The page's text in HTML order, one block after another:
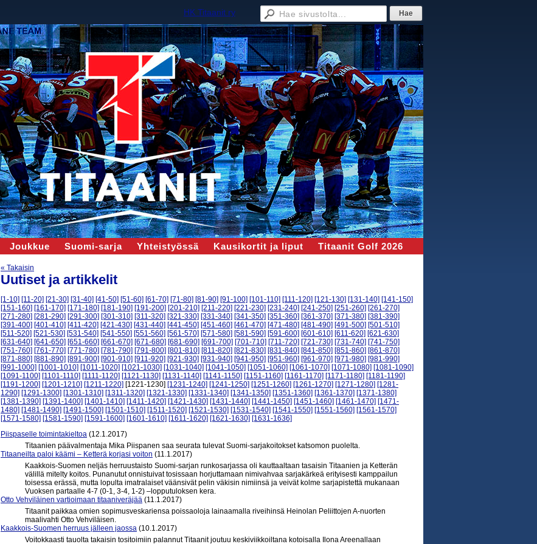
HK Titaanit ry
Joukkue Suomi-sarja Yhteistyössä Kausikortit ja liput Titaanit Golf 2026
« Takaisin
Uutiset ja artikkelit
[1-10] [11-20] [21-30] [31-40] [41-50] [51-60] [61-70] [71-80] [81-90] [91-100] [101-110] [111-120] [121-130] [131-140] [141-150]
[151-160] [161-170] [171-180] [181-190] [191-200] [201-210] [211-220] [221-230] [231-240] [241-250] [251-260] [261-270]
[271-280] [281-290] [291-300] [301-310] [311-320] [321-330] [331-340] [341-350] [351-360] [361-370] [371-380] [381-390]
[391-400] [401-410] [411-420] [421-430] [431-440] [441-450] [451-460] [461-470] [471-480] [481-490] [491-500] [501-510]
[511-520] [521-530] [531-540] [541-550] [551-560] [561-570] [571-580] [581-590] [591-600] [601-610] [611-620] [621-630]
[631-640] [641-650] [651-660] [661-670] [671-680] [681-690] [691-700] [701-710] [711-720] [721-730] [731-740] [741-750]
[751-760] [761-770] [771-780] [781-790] [791-800] [801-810] [811-820] [821-830] [831-840] [841-850] [851-860] [861-870]
[871-880] [881-890] [891-900] [901-910] [911-920] [921-930] [931-940] [941-950] [951-960] [961-970] [971-980] [981-990]
[991-1000] [1001-1010] [1011-1020] [1021-1030] [1031-1040] [1041-1050] [1051-1060] [1061-1070] [1071-1080] [1081-1090]
[1091-1100] [1101-1110] [1111-1120] [1121-1130] [1131-1140] [1141-1150] [1151-1160] [1161-1170] [1171-1180] [1181-1190]
[1191-1200] [1201-1210] [1211-1220] [1221-1230] [1231-1240] [1241-1250] [1251-1260] [1261-1270] [1271-1280] [1281-
1290] [1291-1300] [1301-1310] [1311-1320] [1321-1330] [1331-1340] [1341-1350] [1351-1360] [1361-1370] [1371-1380]
[1381-1390] [1391-1400] [1401-1410] [1411-1420] [1421-1430] [1431-1440] [1441-1450] [1451-1460] [1461-1470] [1471-
1480] [1481-1490] [1491-1500] [1501-1510] [1511-1520] [1521-1530] [1531-1540] [1541-1550] [1551-1560] [1561-1570]
[1571-1580] [1581-1590] [1591-1600] [1601-1610] [1611-1620] [1621-1630] [1631-1636]
Piispaselle toimintakieltoa (12.1.2017)
Titaanien päävalmentaja Mika Piispanen saa seurata tulevat Suomi-sarjakoitokset katsomon puolelta.
Titaaneilta paloi käämi – Ketterä korjasi voiton (11.1.2017)
Kaakkois-Suomen neljäs herruustaisto Suomi-sarjan runkosarjassa oli kauttaaltaan tasaisin Titaanien ja Ketterän
välillä mitelty koitos. Punanutut onnistuivat tosissaan horjuttamaan nimivahvaa sarjakärkeä erityisesti kamppailun
toisessa erässä, mutta lopulta imatralaiset väänsivät pelin väkisin nimiinsä ja veivät kolme sarjapistettä mukanaan
Vuoksen partaalle 4-7 (0-1, 3-4, 1-2) –lopputuloksen kera.
Otto Vehviläinen vartioimaan titaaniveräjää (11.1.2017)
Titaanit paikkaa omien sopimusveskariensa poissaoloja lainaamalla riveihinsä Heinolan Peliittojen A-nuorten
maalivahti Otto Vehviläisen.
Kaakkois-Suomen herruus jälleen jaossa (10.1.2017)
Voitokkaasti tauolta takaisin tositoimiin palannut Titaanit joutuu keskiviikkoiltana kotoisalla Ilona Areenallaan